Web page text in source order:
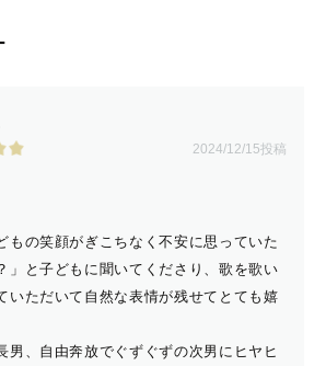
2024/12/15投稿
もの笑顔がぎこちなく不安に思っていた
」と子どもに聞いてくださり、歌を歌い
いただいて自然な表情が残せてとても嬉
男、自由奔放でぐずぐずの次男にヒヤヒ